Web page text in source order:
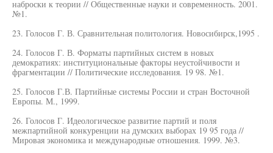
наброски к теории // Общественные науки и современность. 2001.
№1.
23. Голосов Г. В. Сравнительная политология. Новосибирск,1995 .
24. Голосов Г. В. Форматы партийных систем в новых
демократиях: институциональные факторы неустойчивости и
фрагментации // Политические исследования. 19 98. №1.
25. Голосов Г.В. Партийные системы России и стран Восточной
Европы. М., 1999.
26. Голосов Г. Идеологическое развитие партий и поля
межпартийной конкуренции на думских выборах 19 95 года //
Мировая экономика и международные отношения. 1999. №3.